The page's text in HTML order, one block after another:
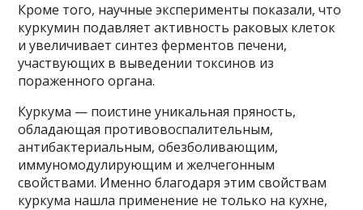
Кроме того, научные эксперименты показали, что
куркумин подавляет активность раковых клеток
и увеличивает синтез ферментов печени,
участвующих в выведении токсинов из
пораженного органа.
Куркума — поистине уникальная пряность,
обладающая противовоспалительным,
антибактериальным, обезболивающим,
иммуномодулирующим и желчегонным
свойствами. Именно благодаря этим свойствам
куркума нашла применение не только на кухне,